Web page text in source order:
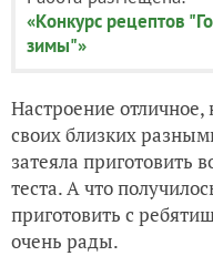
«Конкурс рецептов
зимы"»
Настроение отличное,
своих близких
затеяла приготовить
теста. А что
приготовить с
очень рады.